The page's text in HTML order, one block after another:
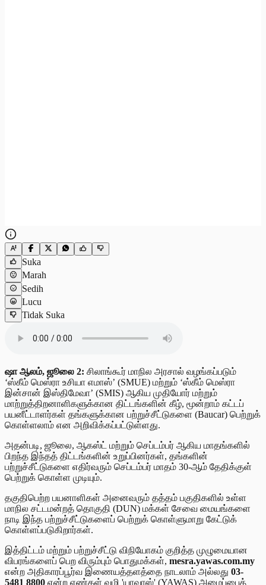
Suka
Marah
Sedih
Lucu
Tidak Suka
ஷா ஆலம், ஜூலை 2: சிலாங்கூர் மாநில அரசால் வழங்கப்படும்
‘ஸ்கீம் மெஸ்ரா உசியா எமாஸ்’ (SMUE) மற்றும் ‘ஸ்கீம் மெஸ்ரா
இன்சான் இஸ்திமேவா’ (SMIS) ஆகிய முதியோர் மற்றும்
மாற்றுத்திறனாளிகளுக்கான திட்டங்களின் கீழ், மூன்றாம் கட்டப்
பயனீட்டாளர்கள் தங்களுக்கான பற்றுச்சீட்டுகளை (Baucar) பெற்றுக்
கொள்ளலாம் என அறிவிக்கப்பட்டுள்ளது.
அதன்படி, ஜூலை, ஆகஸ்ட் மற்றும் செப்டம்பர் ஆகிய மாதங்களில்
பிறந்த இந்தத் திட்டங்களின் உறுப்பினர்கள், தங்களின்
பற்றுச்சீட்டுகளை எதிர்வரும் செப்டம்பர் மாதம் 30-ஆம் தேதிக்குள்
பெற்றுக் கொள்ள முடியும்.
தகுதிபெற்ற பயனாளிகள் அனைவரும் தத்தம் பகுதிகளில் உள்ள
மாநில சட்டமன்றத் தொகுதி (DUN) மக்கள் சேவை மையங்களை
நாடி இந்த பற்றுச்சீட்டுகளைப் பெற்றுக் கொள்ளுமாறு கேட்டுக்
கொள்ளப்படுகிறார்கள்.
இத்திட்டம் மற்றும் பற்றுச்சீட்டு விநியோகம் குறித்த முழுமையான
விபரங்களைப் பெற விரும்பும் பொதுமக்கள், mesra.yawas.com.my
என்ற அதிகாரப்பூர்வ இணையத்தளத்தை நாடலாம் அல்லது 03-
5481 8800 என்ற எண்கள் வழி 'யாவாஸ்' (YAWAS) அமைப்பைத்